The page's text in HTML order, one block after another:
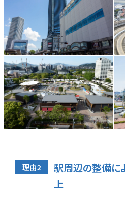
駅周辺の整備に
上